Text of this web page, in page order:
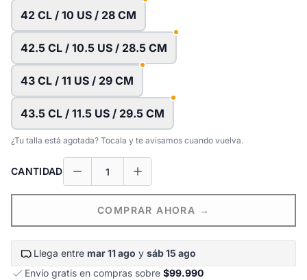
42 CL / 10 US / 28 CM
42.5 CL / 10.5 US / 28.5 CM
43 CL / 11 US / 29 CM
43.5 CL / 11.5 US / 29.5 CM
¿Tu talla está agotada? Tocala y te avisamos cuando vuelva.
CANTIDAD
COMPRAR AHORA →
Llega entre mar 11 ago y sáb 15 ago
Envío gratis en compras sobre $99.990